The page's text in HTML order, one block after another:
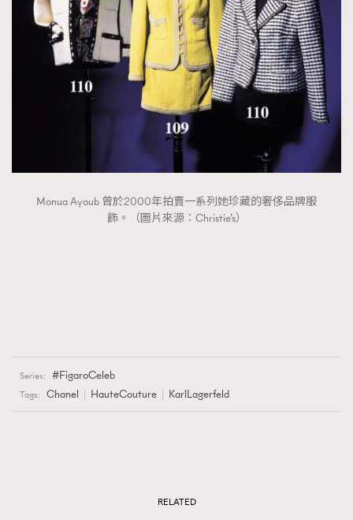
Monua Ayoub 曾於2000年拍賣一系列她珍藏的奢侈品牌服
飾。（圖片來源：Christie’s）
Series: FigaroCeleb
Tags: Chanel HauteCouture KarlLagerfeld
RELATED